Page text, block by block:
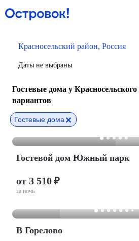
Красносельский район, Россия
Даты не выбраны
Гостевые дома у Красносельского
вариантов
Гостевые дома
Гостевой дом Южный парк
от 3 510 ₽
за ночь
В Горелово